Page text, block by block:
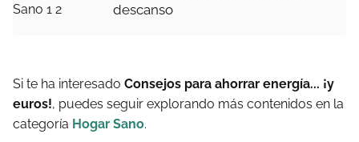
descanso
Si te ha interesado Consejos para ahorrar energía... ¡y
euros!, puedes seguir explorando más contenidos en la
categoría Hogar Sano.